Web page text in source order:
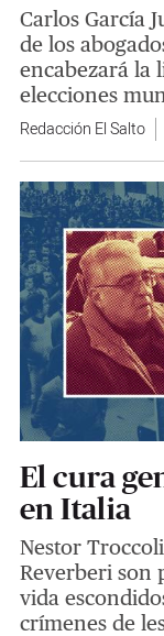
Carlos García
de los
encabezará la
elecciones
Redacción El Salto
El cura
en Italia
Nestor
Reverberi son
vida
crímenes de